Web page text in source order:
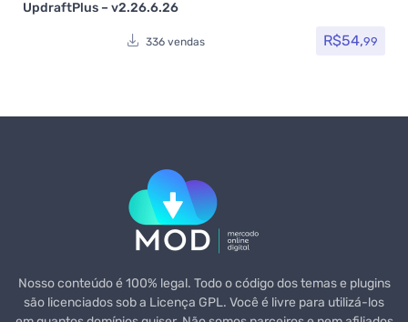
Avaliação
UpdraftPlus – v2.26.6.26
336 vendas R$54,99
Nosso conteúdo é 100% legal. Todo o código dos temas e plugins
são licenciados sob a Licença GPL. Você é livre para utilizá-los